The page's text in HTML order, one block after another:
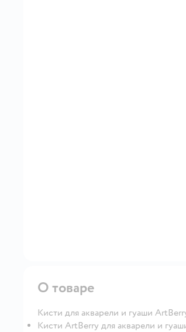
О товаре
Кисти для акварели и гуаши
Кисти ArtBerry для акварели и